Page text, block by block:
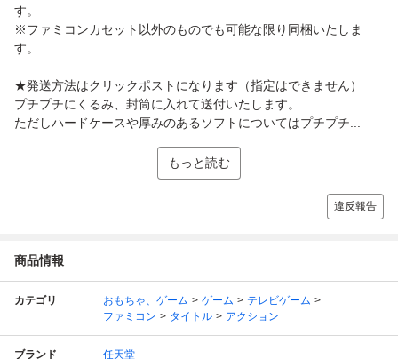
す。
※ファミコンカセット以外のものでも可能な限り同梱いたしま
す。
★発送方法はクリックポストになります（指定はできません）
プチプチにくるみ、封筒に入れて送付いたします。
ただしハードケースや厚みのあるソフトについてはプチプチ...
もっと読む
違反報告
商品情報
カテゴリ おもちゃ、ゲーム ゲーム
テレビゲーム
ファミコン
タイトル アクション
ブランド 任天堂